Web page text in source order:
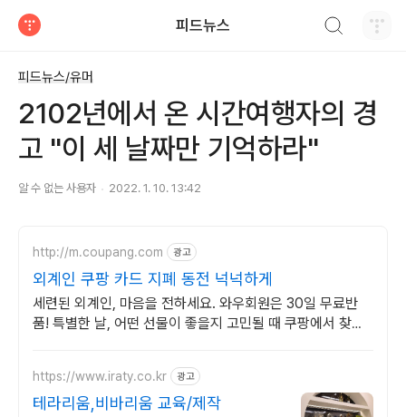
피드뉴스
피드뉴스/유머
2102년에서 온 시간여행자의 경
고 "이 세 날짜만 기억하라"
알 수 없는 사용자 2022. 1. 10. 13:42
http://m.coupang.com 광고
외계인 쿠팡 카드 지폐 동전 넉넉하게
세련된 외계인, 마음을 전하세요. 와우회원은 30일 무료반
품! 특별한 날, 어떤 선물이 좋을지 고민될 때 쿠팡에서 찾아
https://www.iraty.co.kr 광고
테라리움,비바리움 교육/제작